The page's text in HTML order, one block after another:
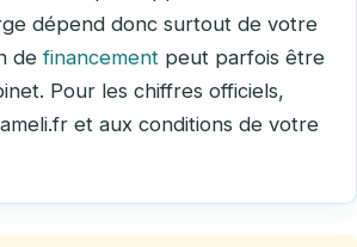
dépend donc surtout de votre
definancement peut parfois être
Pour les chiffres officiels,
et aux conditions de votre